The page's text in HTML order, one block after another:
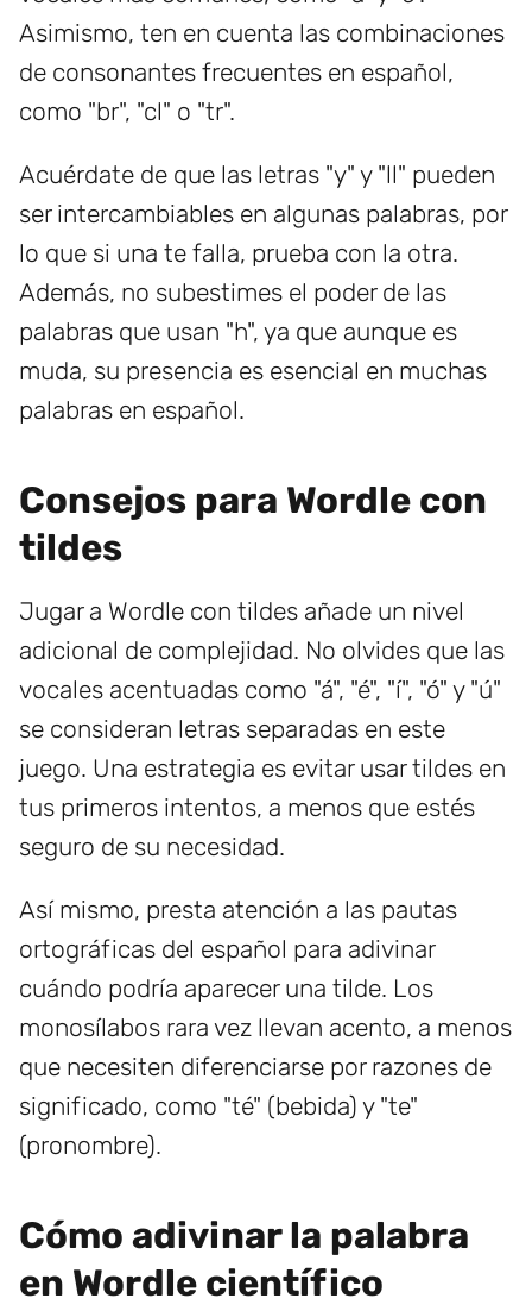
Asimismo, ten en cuenta las combinaciones
de consonantes frecuentes en español,
como "br", "cl" o "tr".
Acuérdate de que las letras "y" y "ll" pueden
ser intercambiables en algunas palabras, por
lo que si una te falla, prueba con la otra.
Además, no subestimes el poder de las
palabras que usan "h", ya que aunque es
muda, su presencia es esencial en muchas
palabras en español.
Consejos para Wordle con
tildes
Jugar a Wordle con tildes añade un nivel
adicional de complejidad. No olvides que las
vocales acentuadas como "á", "é", "í", "ó" y "ú"
se consideran letras separadas en este
juego. Una estrategia es evitar usar tildes en
tus primeros intentos, a menos que estés
seguro de su necesidad.
Así mismo, presta atención a las pautas
ortográficas del español para adivinar
cuándo podría aparecer una tilde. Los
monosílabos rara vez llevan acento, a menos
que necesiten diferenciarse por razones de
significado, como "té" (bebida) y "te"
(pronombre).
Cómo adivinar la palabra
en Wordle científico